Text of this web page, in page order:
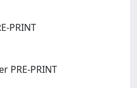
PRINT
PRE-PRINT